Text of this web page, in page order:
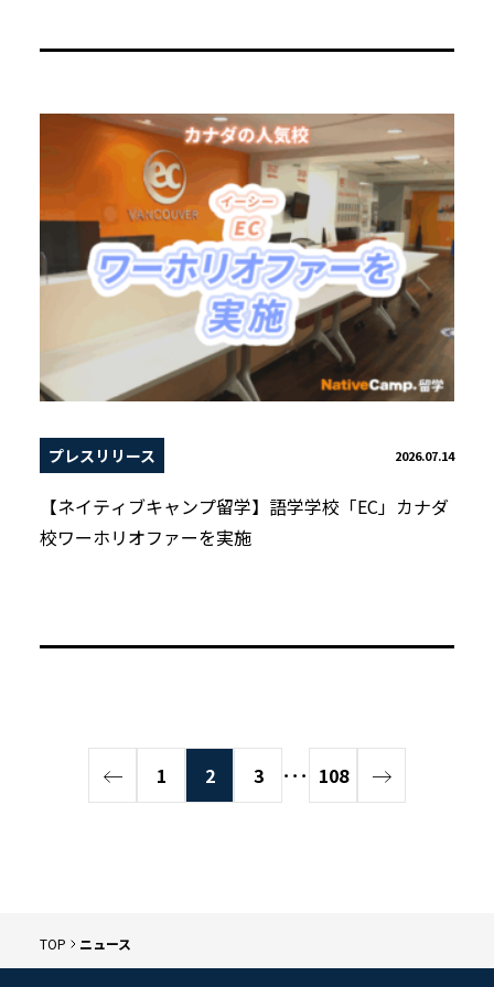
プレスリリース 2026.07.14
【ネイティブキャンプ留学】語学学校「EC」カナダ
校ワーホリオファーを実施
1 2 3 ･･･ 108
TOP ニュース